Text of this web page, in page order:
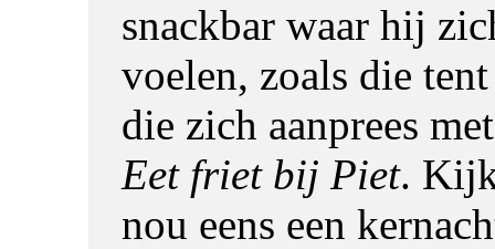
snackbar waar hij
voelen, zoals die
die zich aanprees
Eet friet bij Piet.
nou eens een